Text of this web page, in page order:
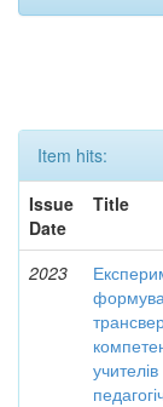
Item hits:
Issue
Date
Title
2023